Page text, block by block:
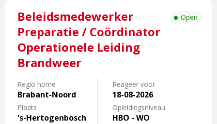
Beleidsmedewerker
Preparatie / Coördinator
Operationele Leiding
Brandweer
Regio home
Brabant-Noord
Plaats
's-Hertogenbosch
Reageer voor
18-08-2026
Opleidingsniveau
HBO - WO
Open
meer
over
Beleidsmedewerker
Preparatie
Operationele
Leiding
Brandweer